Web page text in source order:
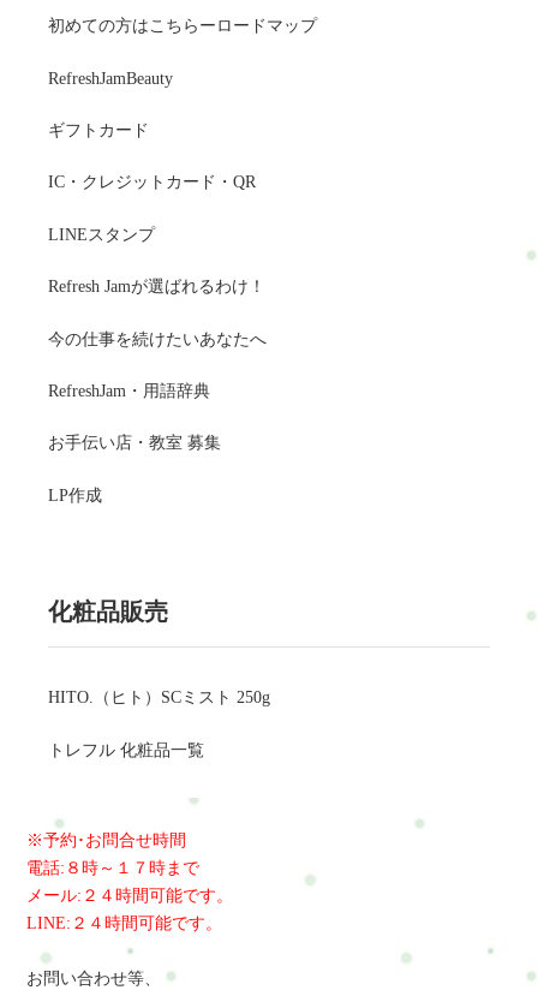
初めての方はこちらーロードマップ
RefreshJamBeauty
ギフトカード
IC・クレジットカード・QR
LINEスタンプ
Refresh Jamが選ばれるわけ！
今の仕事を続けたいあなたへ
RefreshJam・用語辞典
お手伝い店・教室 募集
LP作成
化粧品販売
HITO.（ヒト）SCミスト 250g
トレフル 化粧品一覧
※予約･お問合せ時間
電話:８時～１７時まで
メール:２４時間可能です。
LINE:２４時間可能です。
お問い合わせ等、